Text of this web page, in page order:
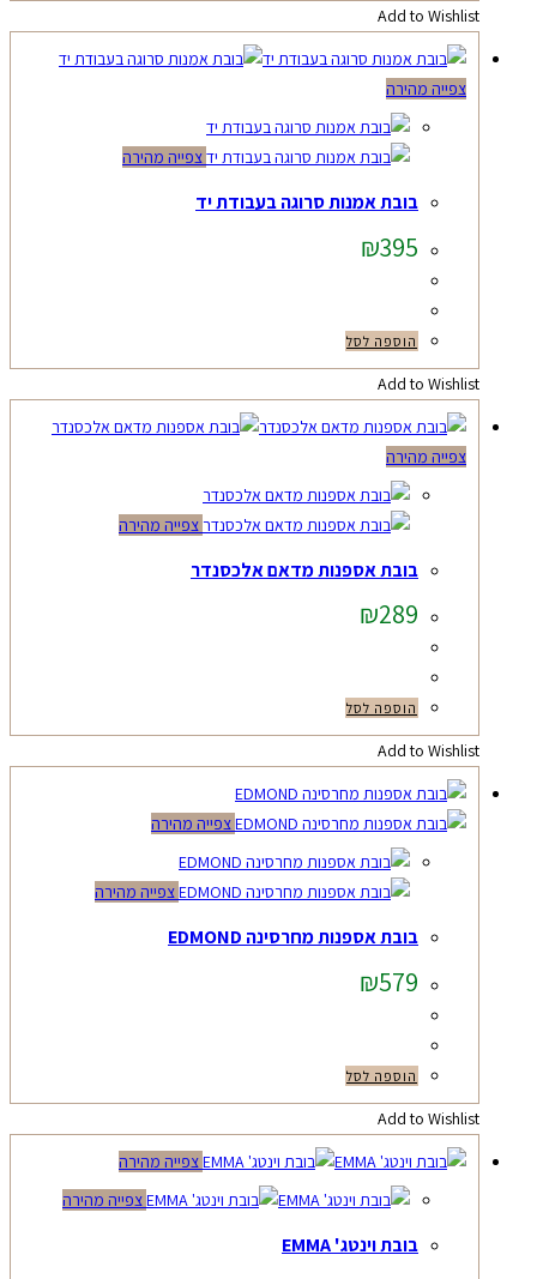
Add to Wishlist
צפייה מהירה
צפייה מהירה
בובת אמנות סרוגה בעבודת יד
₪395
הוספה לסל
Add to Wishlist
צפייה מהירה
צפייה מהירה
בובת אספנות מדאם אלכסנדר
₪289
הוספה לסל
Add to Wishlist
צפייה מהירה
צפייה מהירה
בובת אספנות מחרסינה EDMOND
₪579
הוספה לסל
Add to Wishlist
צפייה מהירה
צפייה מהירה
בובת וינטג' EMMA